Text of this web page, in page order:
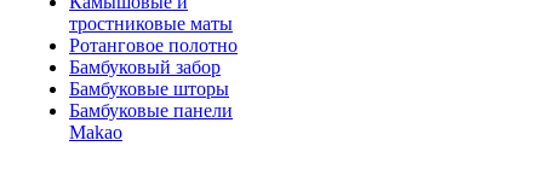
тростниковые маты
Ротанговое полотно
Бамбуковый забор
Бамбуковые шторы
Бамбуковые панели
Makao